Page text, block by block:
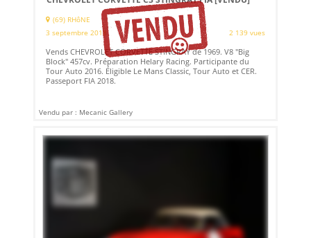
(69) RHôNE
3 septembre 2018
2 139 vues
Vends CHEVROLET CORVETTE STINGRAY de 1969. V8 "Big
Block" 457cv. Préparation Helary Racing. Participante du
Tour Auto 2016. Éligible Le Mans Classic, Tour Auto et CER.
Passeport FIA 2018.
Vendu par : Mecanic Gallery